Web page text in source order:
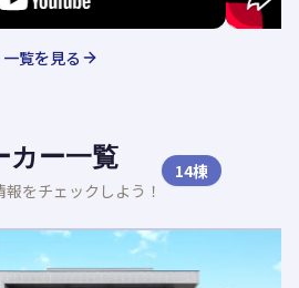
一覧を見る
カー一覧
をチェックしよう！
14棟